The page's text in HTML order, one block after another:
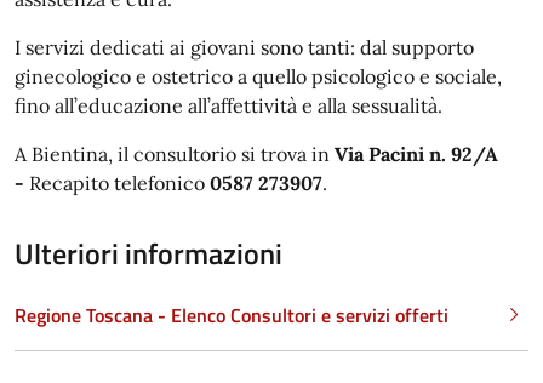
I servizi dedicati ai giovani sono tanti: dal supporto
ginecologico e ostetrico a quello psicologico e sociale,
fino all’educazione all’affettività e alla sessualità.
A Bientina, il consultorio si trova in Via Pacini n. 92/A
- Recapito telefonico 0587 273907.
Ulteriori informazioni
Regione Toscana - Elenco Consultori e servizi offerti